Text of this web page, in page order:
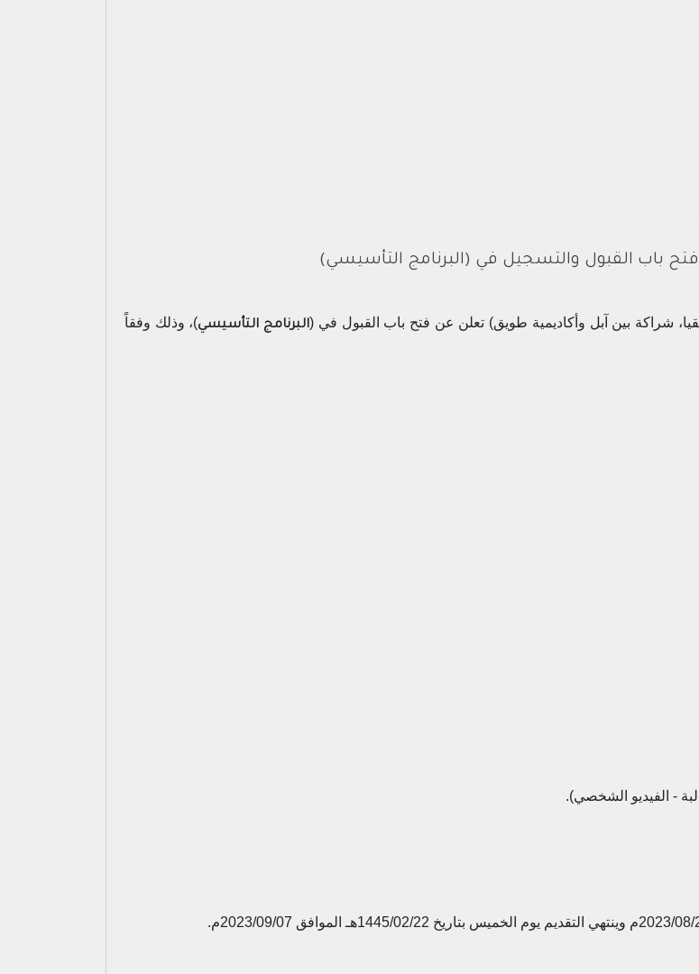
باب القبول والتسجيل في (البرنامج التأسيسي)
شراكة بين آبل وأكاديمية طويق) تعلن عن فتح باب القبول في (البرنامج التأسيسي)، وذلك وفقاً
- الفيديو الشخصي).